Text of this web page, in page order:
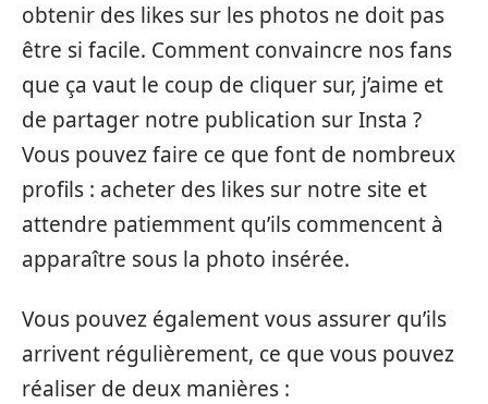
obtenir des likes sur les photos ne doit pas
être si facile. Comment convaincre nos fans
que ça vaut le coup de cliquer sur, j’aime et
de partager notre publication sur Insta ?
Vous pouvez faire ce que font de nombreux
profils : acheter des likes sur notre site et
attendre patiemment qu’ils commencent à
apparaître sous la photo insérée.
Vous pouvez également vous assurer qu’ils
arrivent régulièrement, ce que vous pouvez
réaliser de deux manières :